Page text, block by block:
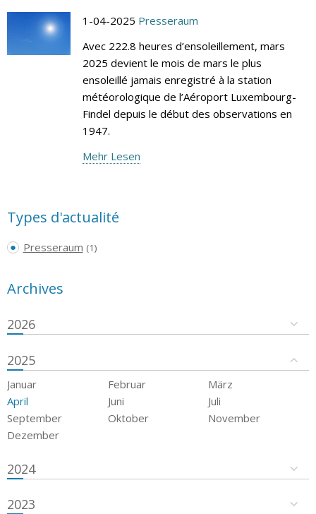
1-04-2025 Presseraum
Avec 222.8 heures d’ensoleillement, mars
2025 devient le mois de mars le plus
ensoleillé jamais enregistré à la station
météorologique de l’Aéroport Luxembourg-
Findel depuis le début des observations en
1947.
Mehr Lesen
Types d'actualité
Presseraum (1)
Archives
2026
2025
Januar Februar
März
April
Juni
Juli
September
Oktober
November
Dezember
2024
2023